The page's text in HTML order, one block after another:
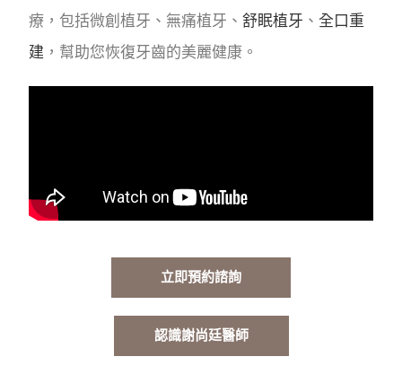
療，包括微創植牙、無痛植牙、舒眠植牙 、 全口重
建 ，幫助您恢復牙齒的美麗健康。
立即預約諮詢
認識謝尚廷醫師